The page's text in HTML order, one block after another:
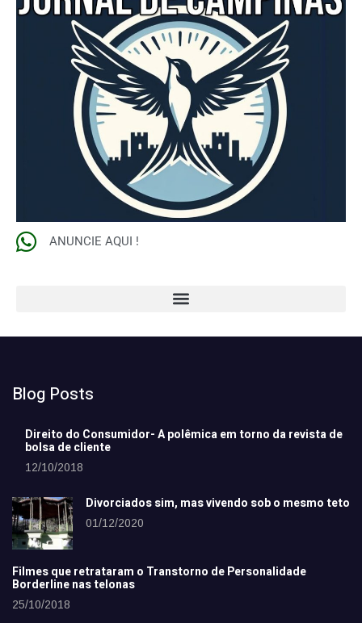
ANUNCIE AQUI !
Blog Posts
Direito do Consumidor- A polêmica em torno da revista de
bolsa de cliente
12/10/2018
Divorciados sim, mas vivendo sob o mesmo teto
01/12/2020
Filmes que retrataram o Transtorno de Personalidade
Borderline nas telonas
25/10/2018